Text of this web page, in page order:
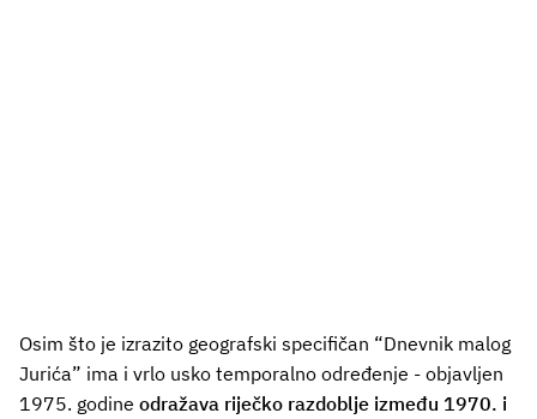
Osim što je izrazito geografski specifičan “Dnevnik malog
Jurića” ima i vrlo usko temporalno određenje - objavljen
1975. godine odražava riječko razdoblje između 1970. i